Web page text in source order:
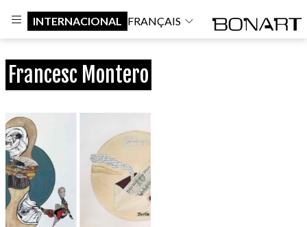
INTERNACIONAL FRANÇAIS
Francesc Montero